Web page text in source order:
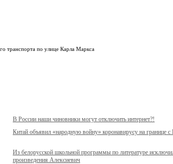
транспорта по улице Карла Маркса
В России наши чиновники могут отключить интернет?!
Китай объявил «народную войну» коронавирусу на границе с
Из белорусской школьной программы по литературе
произведения Алексиевич